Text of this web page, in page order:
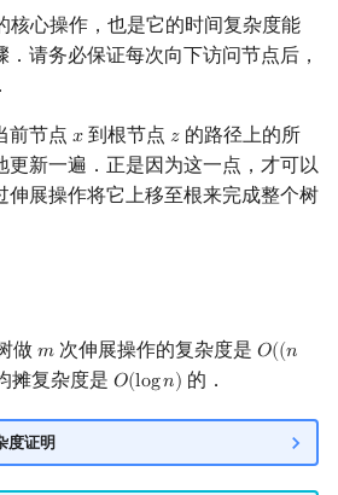
核心操作，也是它的时间复杂度能
请务必保证每次向下访问节点后，
前节点 𝑥
x 到根节点𝑧
z的路径上的所
更新一遍．正是因为这一点，才可以
伸展操作将它上移至根来完成整个树
做 𝑚
m次伸展操作的复杂度是 𝑂((𝑛
O((n+
摊复杂度是 𝑂(log𝑛)
O(logn) 的．
度证明